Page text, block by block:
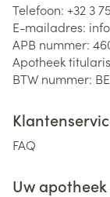
Telefoon: +32 3
E-mailadres:
APB nummer:
Apotheek
BTW nummer:
FAQ
Uw apotheek